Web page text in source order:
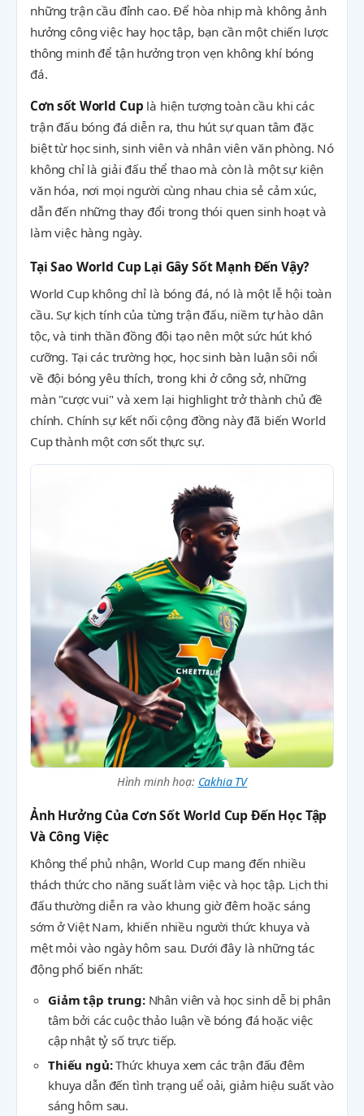
những trận cầu đỉnh cao. Để hòa nhịp mà không ảnh
hưởng công việc hay học tập, bạn cần một chiến lược
thông minh để tận hưởng trọn vẹn không khí bóng
đá.
Cơn sốt World Cup là hiện tượng toàn cầu khi các
trận đấu bóng đá diễn ra, thu hút sự quan tâm đặc
biệt từ học sinh, sinh viên và nhân viên văn phòng. Nó
không chỉ là giải đấu thể thao mà còn là một sự kiện
văn hóa, nơi mọi người cùng nhau chia sẻ cảm xúc,
dẫn đến những thay đổi trong thói quen sinh hoạt và
làm việc hàng ngày.
Tại Sao World Cup Lại Gây Sốt Mạnh Đến Vậy?
World Cup không chỉ là bóng đá, nó là một lễ hội toàn
cầu. Sự kịch tính của từng trận đấu, niềm tự hào dân
tộc, và tinh thần đồng đội tạo nên một sức hút khó
cưỡng. Tại các trường học, học sinh bàn luận sôi nổi
về đội bóng yêu thích, trong khi ở công sở, những
màn "cược vui" và xem lại highlight trở thành chủ đề
chính. Chính sự kết nối cộng đồng này đã biến World
Cup thành một cơn sốt thực sự.
Hình minh hoạ: Cakhia TV
Ảnh Hưởng Của Cơn Sốt World Cup Đến Học Tập
Và Công Việc
Không thể phủ nhận, World Cup mang đến nhiều
thách thức cho năng suất làm việc và học tập. Lịch thi
đấu thường diễn ra vào khung giờ đêm hoặc sáng
sớm ở Việt Nam, khiến nhiều người thức khuya và
mệt mỏi vào ngày hôm sau. Dưới đây là những tác
động phổ biến nhất:
Giảm tập trung:Nhân viên và học sinh dễ bị phân
tâm bởi các cuộc thảo luận về bóng đá hoặc việc
cập nhật tỷ số trực tiếp.
Thiếu ngủ:Thức khuya xem các trận đấu đêm
khuya dẫn đến tình trạng uể oải, giảm hiệu suất vào
sáng hôm sau.